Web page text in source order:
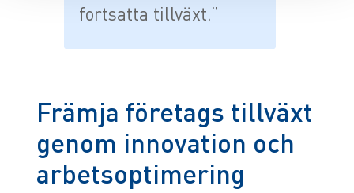
fortsatta tillväxt.”
Främja företags tillväxt
genom innovation och
arbetsoptimering